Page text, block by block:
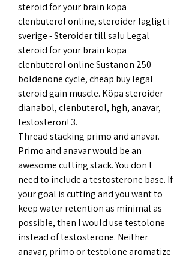
steroid for your brain köpa
clenbuterol online, steroider lagligt i
sverige - Steroider till salu Legal
steroid for your brain köpa
clenbuterol online Sustanon 250
boldenone cycle, cheap buy legal
steroid gain muscle. Köpa steroider
dianabol, clenbuterol, hgh, anavar,
testosteron! 3.
Thread stacking primo and anavar.
Primo and anavar would be an
awesome cutting stack. You don t
need to include a testosterone base. If
your goal is cutting and you want to
keep water retention as minimal as
possible, then I would use testolone
instead of testosterone. Neither
anavar, primo or testolone aromatize